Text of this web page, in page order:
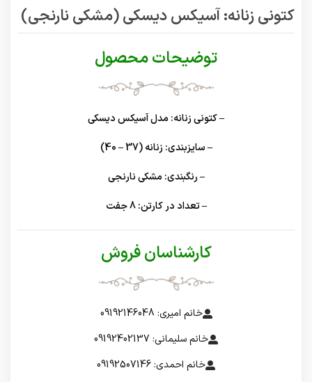
کتونی زنانه: آسیکس دیسکی (مشکی نارنجی)
توضیحات محصول
– کتونی زنانه: مدل آسیکس دیسکی
– سایزبندی: زنانه (37 – 40)
– رنگبندی: مشکی نارنجی
– تعداد در کارتن: 8 جفت
کارشناسان فروش
خانم امیری: 09192146048
خانم سلیمانی: 09192402137
خانم احمدی: 09192507146